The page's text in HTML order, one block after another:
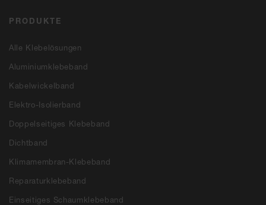
PRODUKTE
Alle Klebelösungen
Aluminiumklebeband
Kabelwickelband
Elektro-Isolierband
Doppelseitiges Klebeband
Dichtband
Klimamembran-Klebeband
Reparaturklebeband
Einseitiges Schaumklebeband